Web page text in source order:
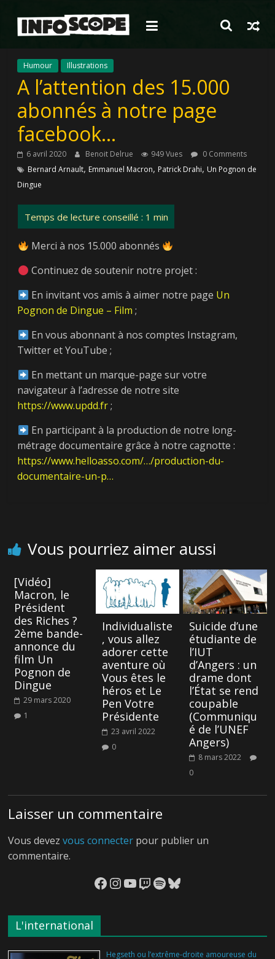
contenu
Humour Illustrations
A l’attention des 15.000
abonnés à notre page
facebook…
6 avril 2020 Benoit Delrue 949 Vues
0 Comments
Bernard Arnault, Emmanuel Macron, Patrick Drahi, Un Pognon de
Dingue
Merci à nos 15.000 abonnés
Continuez de soutenir notre projet :
En invitant vos amis à aimer notre page Un
Pognon de Dingue – Film ;
En vous abonnant à nos comptes Instagram,
Twitter et YouTube ;
En mettant un marque-page sur votre
navigateur à l’adresse de notre site
https://www.updd.fr;
En participant à la production de notre long-
métrage documentaire grâce à notre cagnotte :
https://www.helloasso.com/…/production-du-
documentaire-un-p…
← Previous
[Vidéo] Macron, le
Riches : 2ème
bande-annonce
sous-titrée du film
L’ARS Grand-Est
préconise la
suppression de
Vous pourriez aimer aussi
[Vidéo]
Macron, le
Président
des Riches ?
2ème bande-
annonce du
film Un
Pognon de
Dingue
29 mars 2020
1
Individualiste
, vous allez
adorer cette
aventure où
Vous êtes le
héros et Le
Pen Votre
Présidente
23 avril 2022
0
Suicide d’une
étudiante de
l’IUT
d’Angers : un
drame dont
l’État se rend
coupable
(Communiqu
é de l’UNEF
Angers)
8 mars 2022
0
Laisser un commentaire
Vous devezvous connecter pour publier un
commentaire.
Facebook
Instagram
YouTube
Twitch
Spotify
Bluesky
L'international
Hegseth ou l’extrême-droite amoureuse du